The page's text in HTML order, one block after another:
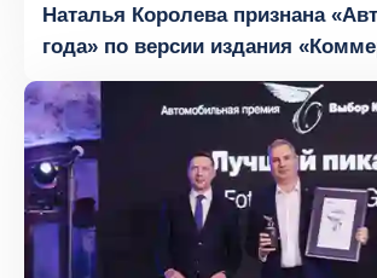
Наталья Королева признана
года» по версии издания